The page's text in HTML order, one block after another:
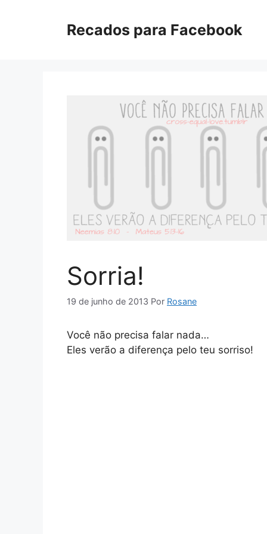
Recados para Facebook
Sorria!
19 de junho de 2013 Por Rosane
Você não precisa falar nada…
Eles verão a diferença pelo teu sorriso!